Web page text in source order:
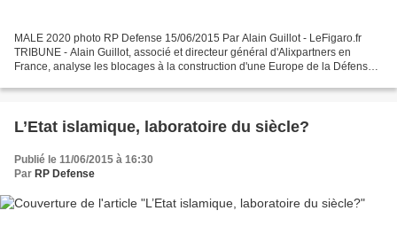
MALE 2020 photo RP Defense 15/06/2015 Par Alain Guillot - LeFigaro.fr
TRIBUNE - Alain Guillot, associé et directeur général d'Alixpartners en
France, analyse les blocages à la construction d'une Europe de la Défense
L’Etat islamique, laboratoire du siècle?
Publié le 11/06/2015 à 16:30
Par RP Defense